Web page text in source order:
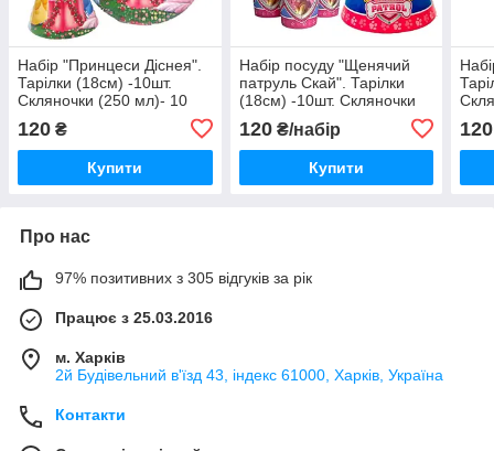
Набір "Принцеси Діснея".
Тарілки (18см) -10шт.
Скляночки (250 мл)- 10
шт. Ковпачки (16см) -10 шт
120 ₴
Купити
Набір посуду "Щенячий
патруль Скай". Тарілки
(18см) -10шт. Скляночки
(250 мл)- 10 шт. Ковпачки
(16см) -10 шт
120₴/набір
Купити
120
Про нас
97% позитивних з 305 відгуків за рік
Працює з 25.03.2016
м. Харків
2й Будівельний в'їзд 43, індекс 61000, Харків, Україна
Контакти